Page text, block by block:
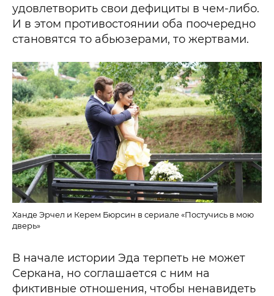
удовлетворить свои дефициты в чем-либо.
И в этом противостоянии оба поочередно
становятся то абьюзерами, то жертвами.
Ханде Эрчел и Керем Бюрсин в сериале «Постучись в мою
дверь»
В начале истории Эда терпеть не может
Серкана, но соглашается с ним на
фиктивные отношения, чтобы ненавидеть